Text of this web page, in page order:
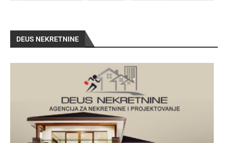
DEUS NEKRETNINE